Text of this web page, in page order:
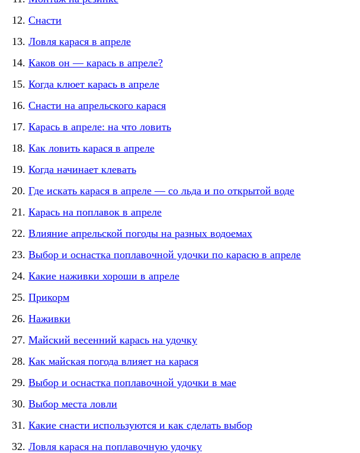
Снасти
Ловля карася в апреле
Каков он — карась в апреле?
Когда клюет карась в апреле
Снасти на апрельского карася
Карась в апреле: на что ловить
Как ловить карася в апреле
Когда начинает клевать
Где искать карася в апреле — со льда и по открытой воде
Карась на поплавок в апреле
Влияние апрельской погоды на разных водоемах
Выбор и оснастка поплавочной удочки по карасю в апреле
Какие наживки хороши в апреле
Прикорм
Наживки
Майский весенний карась на удочку
Как майская погода влияет на карася
Выбор и оснастка поплавочной удочки в мае
Выбор места ловли
Какие снасти используются и как сделать выбор
Ловля карася на поплавочную удочку